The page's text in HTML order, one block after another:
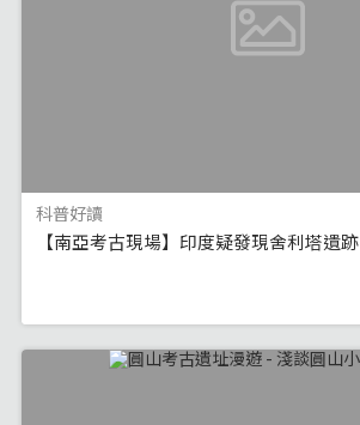
科普好讀
【南亞考古現場】印度疑發現舍利塔遺跡